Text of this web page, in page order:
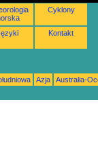
Cyklony
Kontakt
Azja
Australia-